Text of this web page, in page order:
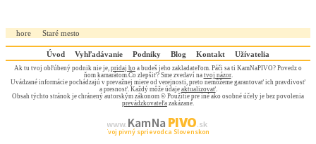
hore Staré mesto
Úvod Vyhľadávanie Podniky Blog Kontakt Užívatelia
Ak tu tvoj obľúbený podnik nie je, pridaj ho a budeš jeho zakladateľom. Páči sa ti KamNaPIVO? Povedz o
ňom kamarátom.Čo zlepšiť? Sme zvedaví na tvoj názor.
Uvádzané informácie pochádzajú v prevažnej miere od verejnosti, preto nemôžeme garantovať ich pravdivosť
a presnosť. Každý môže údaje aktualizovať.
Obsah týchto stránok je chránený autorským zákonom © Použitie pre iné ako osobné účely je bez povolenia
prevádzkovateľa zakázané.
www.Kam Na PIVO.sk
Tvoj pivný sprievodca Slovenskom